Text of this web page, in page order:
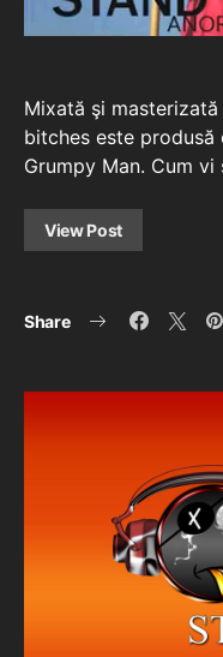
Mixată şi
bitches este
Grumpy Man. Cum vi
View Post
Share